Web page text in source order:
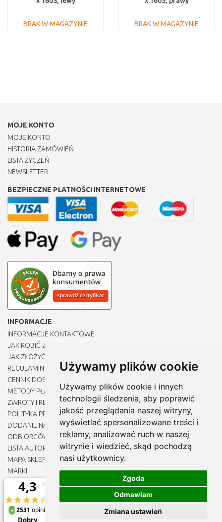
Używamy plików cookie
Używamy plików cookie i innych
technologii śledzenia, aby poprawić
jakość przeglądania naszej witryny,
wyświetlać spersonalizowane treści i
reklamy, analizować ruch w naszej
witrynie i wiedzieć, skąd pochodzą
nasi użytkownicy.
Zgoda
Odmawiam
Zmiana ustawień
BRAK W MAGAZYNIE
BRAK W MAGAZYNIE
MOJE KONTO
MOJE KONTO
HISTORIA ZAMÓWIEŃ
LISTA ŻYCZEŃ
NEWSLETTER
BEZPIECZNE PŁATNOŚCI INTERNETOWE
INFORMACJE
INFORMACJE KONTAKTOWE
JAK ROBIĆ ZAKUPY ?
JAK ZŁOŻYĆ REKLAMACJĘ
REGULAMIN
CENNIK DOSTAWY
METODY PŁATNOŚCI
ZWROTY I REKLAMACJE PRODUKTÓW
POLITYKA PRYWATNOŚCI
DODANIE NASZYCH ADRESÓW E-MAIL DO LISTY ZAUFANYCH
ODBIORCÓW
LISTA AUTORYZOWANYCH CENTRÓW SERWISOWYCH
MAPA SKLEPU
MARKI
BLOGU
EDYTUJ MOJE PREFERENCJE DOTYCZĄCE PLIKÓW COOKIE
© 2012 - 2026